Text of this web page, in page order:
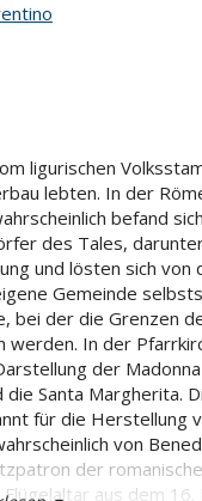
ligurischen
lebten. In der
befand
des Tales,
und lösten sich von
Gemeinde
bei der die Grenzen
In der
der
Santa Margherita.
für die Herstellung
von
der
aus dem 16.